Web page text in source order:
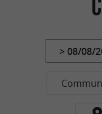
> 08/08/